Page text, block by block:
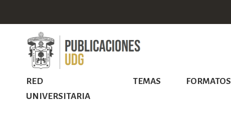
RED
UNIVERSITARIA
TEMAS FORMATOS